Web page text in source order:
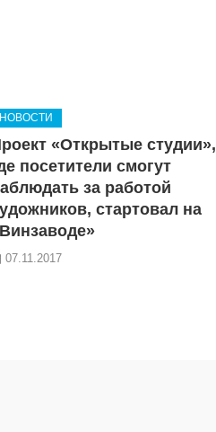
НОВОСТИ
«Открытые студии»,
посетители смогут
за работой
стартовал на
07.11.2017